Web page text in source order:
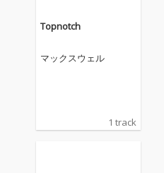
Topnotch
マックスウェル
1 track